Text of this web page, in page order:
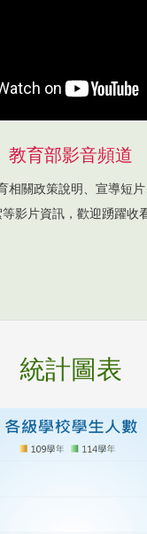
教育部影音頻道
相關政策說明、宣導短
影片資訊，歡迎踴躍收
統計圖表